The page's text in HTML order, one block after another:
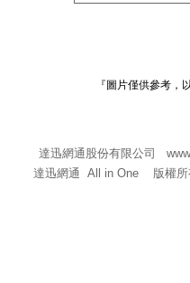
『圖片僅供參考，
達迅網通股份有限公司
達迅網通 All in One 版權